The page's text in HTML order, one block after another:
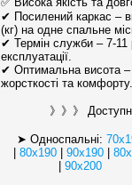
✔ Посилений каркас –
(кг) на одне спальне
✔ Термін служби – 7-11
експлуатації.
✔ Оптимальна висота
жорсткості та комфорту.
》》》
➤ Односпальні:
80х190 90х190
90x200